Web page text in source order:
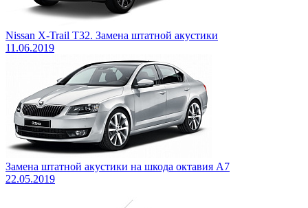
Nissan X-Trail T32. Замена штатной акустики
11.06.2019
Замена штатной акустики на шкода октавия А7
22.05.2019